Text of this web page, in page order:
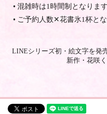
• 混雑時は1時間制となります
• ご予約人数✕花書氷1杯とな
LINEシリーズ初・絵文字を発
新作・花咲